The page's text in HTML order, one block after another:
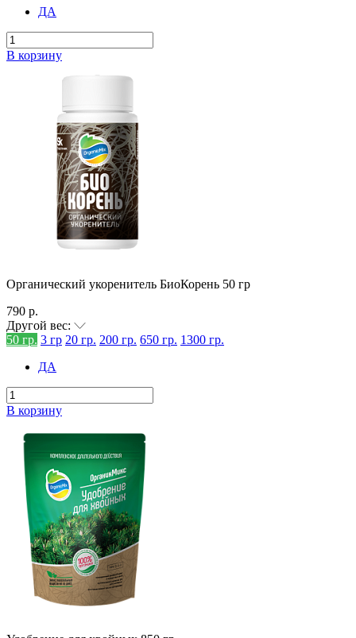
ДА
В корзину
Органический укоренитель БиоКорень 50 гр
790 р.
Другой вес:
50 гр. 3 гр 20 гр. 200 гр. 650 гр. 1300 гр.
ДА
В корзину